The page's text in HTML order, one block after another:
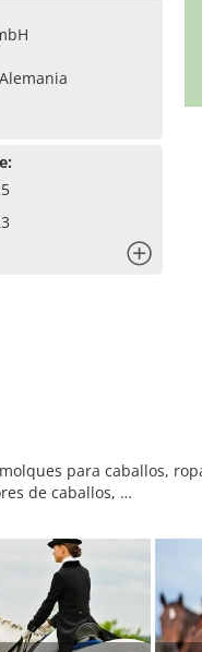
para caballos,
de caballos, …